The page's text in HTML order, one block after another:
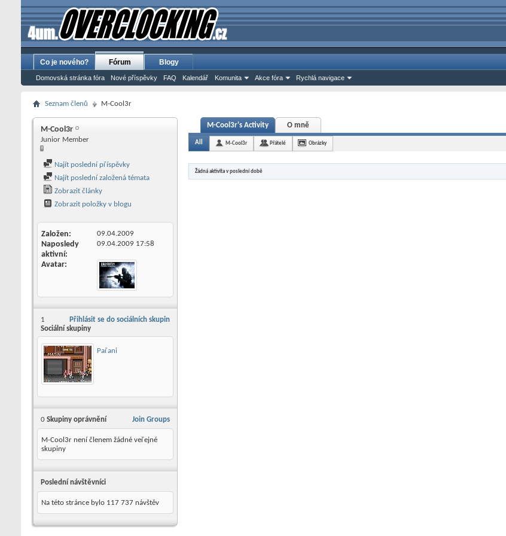
Co je nového? Fórum
Domovská stránka fóra Nové příspěvky FAQ Kalendář Komunita Akce fóra Rychlá navigace
Blogy
Seznam členů M-Cool3r
M-Cool3r
Junior Member
Najít poslední příspěvky
Najít poslední založená témata
Zobrazit články
Zobrazit položky v blogu
Založen 09.04.2009
Naposledy
aktivní
09.04.2009 17:58
Avatar
Přihlásit se do sociálních skupin
1
Sociální skupiny
Pařani
Join Groups
0 Skupiny oprávnění
M-Cool3r není členem žádné veřejné
skupiny
Poslední návštěvníci
Na této stránce bylo 117 737 návštěv
M-Cool3r's Activity O mně
All M-Cool3r Přátelé Obrázky
Žádná aktivita v poslední době